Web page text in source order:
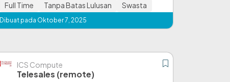
Full Time Tanpa Batas Lulusan Swasta
Dibuat pada Oktober 7, 2025
ICS Compute
Telesales (remote)